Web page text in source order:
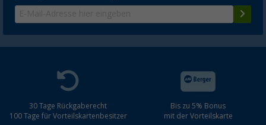
30 Tage Rückgaberecht
100 Tage für Vorteilskartenbesitzer
Bis zu 5% Bonus
mit der Vorteilskarte